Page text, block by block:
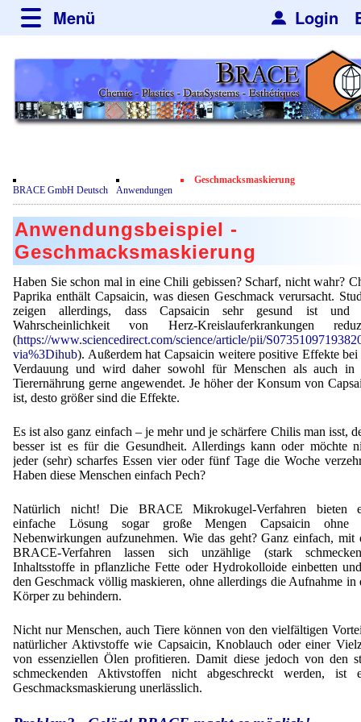
Login
Menü
über BRACE
Leistungen
Newsticker
Kundenrezensionen
Zertifikate
Datenschutzerklärung
Kontakt
Neues
Newsletter
Veranstaltungen
Mikrokugelanlagen
Heizkammern
Trockner
Sortieranlagen
Gebrauchte Maschinen - Angebote
Angebotsanfrage
Spherisator Serie
Spherisator M2
Pilotanlagen
Produktionsanlagen
Angebotsanfrage
Dienstleistungen
Mikrokapseln
Mikroverkapselung
Lohnfertigung
Mietanlagen
Angebotsanfrage
Anwendungen
Aromakapseln
Emulgatoren
Instant Kugeln
Katalysatorträger
Keramische Hohlkugeln
Soluspheres
Staubreduktion
Angebotsanfrage
Informationsmaterial
Hf and ZrHf mixed Microspheres
Ultra spherical granulation (english)
Ultra spherical granulation (francais)
Des microbilles de granulométrie précise
Runde Sache
Probiotics Encapsulation
Powering Green Chemistry with Microspheres and
Microcapsules
Shaping of Alginate–Silica Hybrid Materials
Recovery of cobalt from dilute aqueous solutions
Development of alumina microspheres with controlled
and shape
Jobbörse
Kontakt
Angebotsanfrage
Bewertungsseite
Anfahrt
Registrierung
Bestätigungsseite Anfrage
Bestätigungsseite Bewertung
Suche
Mitgliederseiten
Zusatzinformationen
Bestätigungsseite Registrierung
Account Aktiviert
Neu Registrieren
BRACE GmbH Deutsch Anwendungen
Geschmacksmaskierung
Anwendungsbeispiel -
Geschmacksmaskierung
Haben Sie schon mal in eine Chili gebissen? Scharf, nicht wahr?
Paprika enthält Capsaicin, was diesen Geschmack verursacht.
zeigen allerdings, dass Capsaicin sehr gesund ist und
Wahrscheinlichkeit von Herz-Kreislauferkrankungen
(https://www.sciencedirect.com/science/article/pii/
via%3Dihub). Außerdem hat Capsaicin weitere positive Effekte bei
Verdauung und wird daher sowohl für Menschen als auch in
Tierernährung gerne angewendet. Je höher der Konsum von
ist, desto größer sind die Effekte.
Es ist also ganz einfach – je mehr und je schärfere Chilis man isst,
besser ist es für die Gesundheit. Allerdings kann oder möchte
jeder (sehr) scharfes Essen vier oder fünf Tage die Woche
Haben diese Menschen einfach Pech?
Natürlich nicht! Die BRACE Mikrokugel-Verfahren bieten
einfache Lösung sogar große Mengen Capsaicin ohne
Nebenwirkungen aufzunehmen. Wie das geht? Ganz einfach, mit
BRACE-Verfahren lassen sich unzählige (stark
Inhaltsstoffe in pflanzliche Fette oder Hydrokolloide einbetten
den Geschmack völlig maskieren, ohne allerdings die Aufnahme in
Körper zu behindern.
Nicht nur Menschen, auch Tiere können von den vielfältigen
natürlicher Aktivstoffe wie Capsaicin, Knoblauch oder einer
von essenziellen Ölen profitieren. Damit diese jedoch von den
schmeckenden Aktivstoffen nicht abgeschreckt werden, ist
Geschmacksmaskierung unerlässlich.